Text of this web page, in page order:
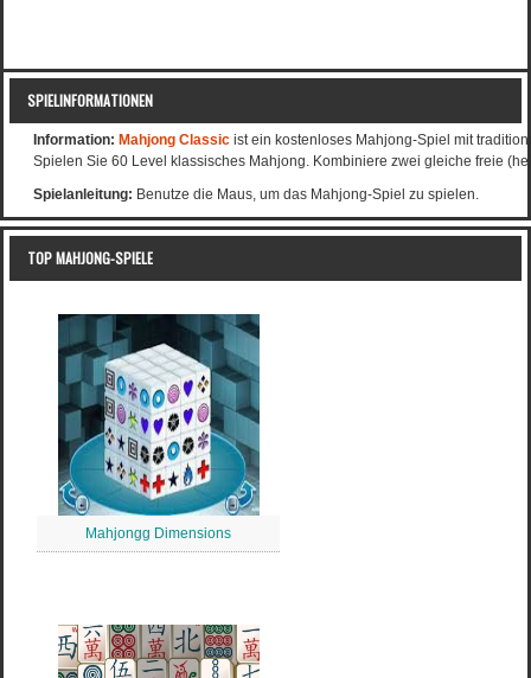
SPIELINFORMATIONEN
Information: Mahjong Classic ist ein kostenloses Mahjong-Spiel mit
Spielen Sie 60 Level klassisches Mahjong. Kombiniere zwei gleiche freie
Spielanleitung: Benutze die Maus, um das Mahjong-Spiel zu spielen.
TOP MAHJONG-SPIELE
Mahjongg Dimensions